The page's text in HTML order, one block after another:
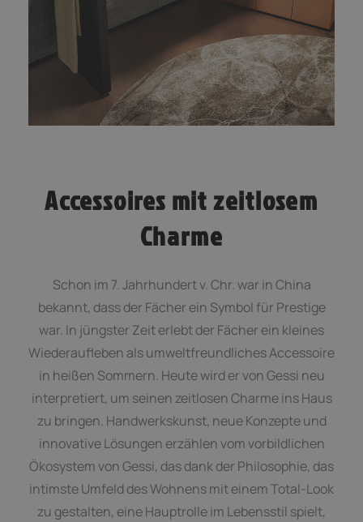
Accessoires mit zeitlosem
Charme
Schon im 7. Jahrhundert v. Chr. war in China
bekannt, dass der Fächer ein Symbol für Prestige
war. In jüngster Zeit erlebt der Fächer ein kleines
Wiederaufleben als umweltfreundliches Accessoire
in heißen Sommern. Heute wird er von Gessi neu
interpretiert, um seinen zeitlosen Charme ins Haus
zu bringen. Handwerkskunst, neue Konzepte und
innovative Lösungen erzählen vom vorbildlichen
Ökosystem von Gessi, das dank der Philosophie, das
intimste Umfeld des Wohnens mit einem Total-Look
zu gestalten, eine Hauptrolle im Lebensstil spielt,